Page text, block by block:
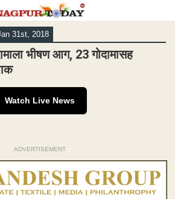
31st, 2018
भीषण आग, 23 गोदामासह
Watch Live News
ADVERTISEMENT